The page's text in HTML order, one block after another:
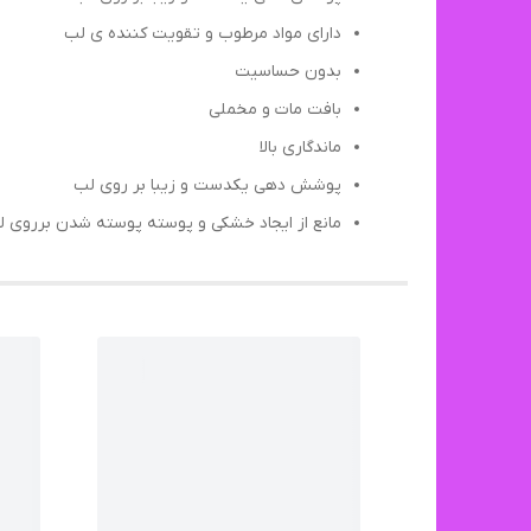
دارای مواد مرطوب و تقویت کننده ی لب
بدون حساسیت
بافت مات و مخملی
ماندگاری بالا
پوشش دهی یکدست و زیبا بر روی لب
مانع از ایجاد خشکی و پوسته پوسته شدن برروی